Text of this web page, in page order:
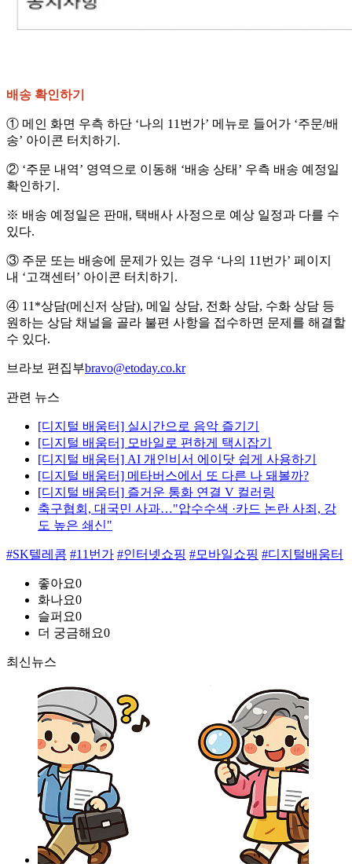
배송 확인하기
① 메인 화면 우측 하단 ‘나의 11번가’ 메뉴로 들어가 ‘주문/배
송’ 아이콘 터치하기.
② ‘주문 내역’ 영역으로 이동해 ‘배송 상태’ 우측 배송 예정일
확인하기.
※ 배송 예정일은 판매, 택배사 사정으로 예상 일정과 다를 수
있다.
③ 주문 또는 배송에 문제가 있는 경우 ‘나의 11번가’ 페이지
내 ‘고객센터’ 아이콘 터치하기.
④ 11*상담(메신저 상담), 메일 상담, 전화 상담, 수화 상담 등
원하는 상담 채널을 골라 불편 사항을 접수하면 문제를 해결할
수 있다.
브라보 편집부bravo@etoday.co.kr
관련 뉴스
[디지털 배움터] 실시간으로 음악 즐기기
[디지털 배움터] 모바일로 편하게 택시잡기
[디지털 배움터] AI 개인비서 에이닷 쉽게 사용하기
[디지털 배움터] 메타버스에서 또 다른 나 돼볼까?
[디지털 배움터] 즐거운 통화 연결 V 컬러링
축구협회, 대국민 사과…"압수수색 ·카드 논란 사죄, 강
도 높은 쇄신"
#SK텔레콤 #11번가 #인터넷쇼핑 #모바일쇼핑 #디지털배움터
좋아요0
화나요0
슬퍼요0
더 궁금해요0
최신뉴스